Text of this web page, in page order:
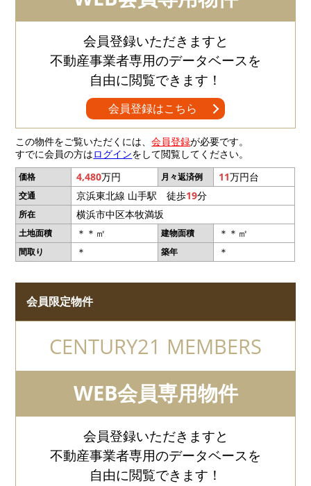
会員登録いただきますと
不動産事業者専用のデータベースを
自由に閲覧できます！
会員登録はこちら
この物件をご覧いただくには、会員登録が必要です。
すでに会員の方はログインをして閲覧してください。
価格 4,480万円 月々返済例 11万円台
交通 京浜東北線 山手駅 徒歩19分
所在 横浜市中区本牧満坂
土地面積 ＊＊㎡ 建物面積 ＊＊㎡
間取り ＊ 築年 ＊
会員限定物件
CENTURY21 MEMBERS
WEB会員専用物件
会員登録いただきますと
不動産事業者専用のデータベースを
自由に閲覧できます！